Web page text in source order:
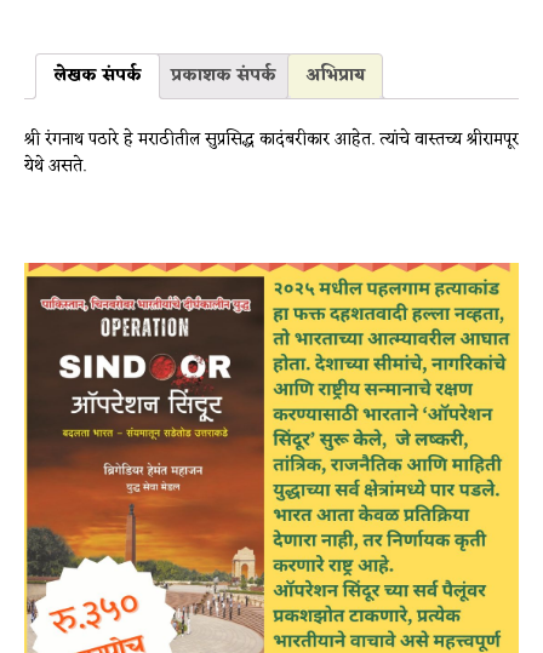
लेखक संपर्क प्रकाशक संपर्क अभिप्राय
श्री रंगनाथ पठारे हे मराठीतील सुप्रसिद्ध कादंबरीकार आहेत. त्यांचे वास्तच्य श्रीरामपूर
येथे असते.